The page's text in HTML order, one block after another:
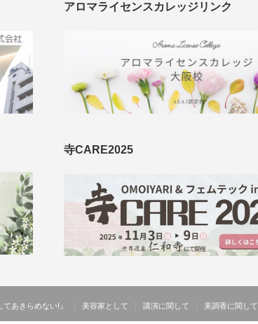
アロマライセンスカレッジリンク
寺CARE2025
あきらめない!』 美容家として 講演に関して
美調香に関して